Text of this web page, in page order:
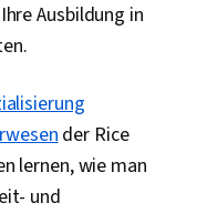
Ausbildung in
der Rice
lernen, wie man
und